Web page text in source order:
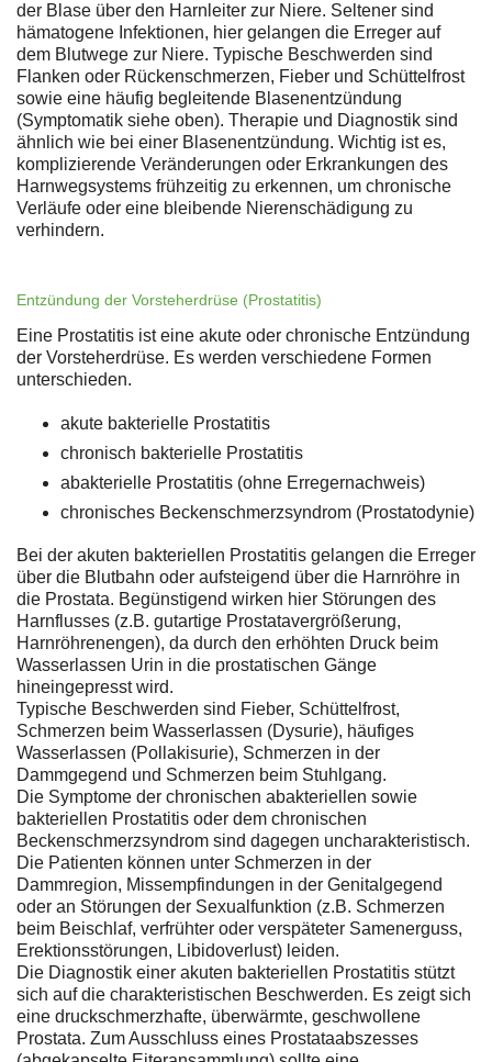
der Blase über den Harnleiter zur Niere. Seltener sind
hämatogene Infektionen, hier gelangen die Erreger auf
dem Blutwege zur Niere. Typische Beschwerden sind
Flanken oder Rückenschmerzen, Fieber und Schüttelfrost
sowie eine häufig begleitende Blasenentzündung
(Symptomatik siehe oben). Therapie und Diagnostik sind
ähnlich wie bei einer Blasenentzündung. Wichtig ist es,
komplizierende Veränderungen oder Erkrankungen des
Harnwegsystems frühzeitig zu erkennen, um chronische
Verläufe oder eine bleibende Nierenschädigung zu
verhindern.
Entzündung der Vorsteherdrüse (Prostatitis)
Eine Prostatitis ist eine akute oder chronische Entzündung
der Vorsteherdrüse. Es werden verschiedene Formen
unterschieden.
akute bakterielle Prostatitis
chronisch bakterielle Prostatitis
abakterielle Prostatitis (ohne Erregernachweis)
chronisches Beckenschmerzsyndrom (Prostatodynie)
Bei der akuten bakteriellen Prostatitis gelangen die Erreger
über die Blutbahn oder aufsteigend über die Harnröhre in
die Prostata. Begünstigend wirken hier Störungen des
Harnflusses (z.B. gutartige Prostatavergrößerung,
Harnröhrenengen), da durch den erhöhten Druck beim
Wasserlassen Urin in die prostatischen Gänge
hineingepresst wird.
Typische Beschwerden sind Fieber, Schüttelfrost,
Schmerzen beim Wasserlassen (Dysurie), häufiges
Wasserlassen (Pollakisurie), Schmerzen in der
Dammgegend und Schmerzen beim Stuhlgang.
Die Symptome der chronischen abakteriellen sowie
bakteriellen Prostatitis oder dem chronischen
Beckenschmerzsyndrom sind dagegen uncharakteristisch.
Die Patienten können unter Schmerzen in der
Dammregion, Missempfindungen in der Genitalgegend
oder an Störungen der Sexualfunktion (z.B. Schmerzen
beim Beischlaf, verfrühter oder verspäteter Samenerguss,
Erektionsstörungen, Libidoverlust) leiden.
Die Diagnostik einer akuten bakteriellen Prostatitis stützt
sich auf die charakteristischen Beschwerden. Es zeigt sich
eine druckschmerzhafte, überwärmte, geschwollene
Prostata. Zum Ausschluss eines Prostataabszesses